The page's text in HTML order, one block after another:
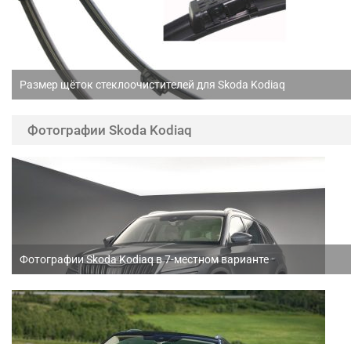
Размер щёток стеклоочистителей для Skoda Kodiaq
Фотографии Skoda Kodiaq
Фотографии Skoda Kodiaq в 7-местном варианте